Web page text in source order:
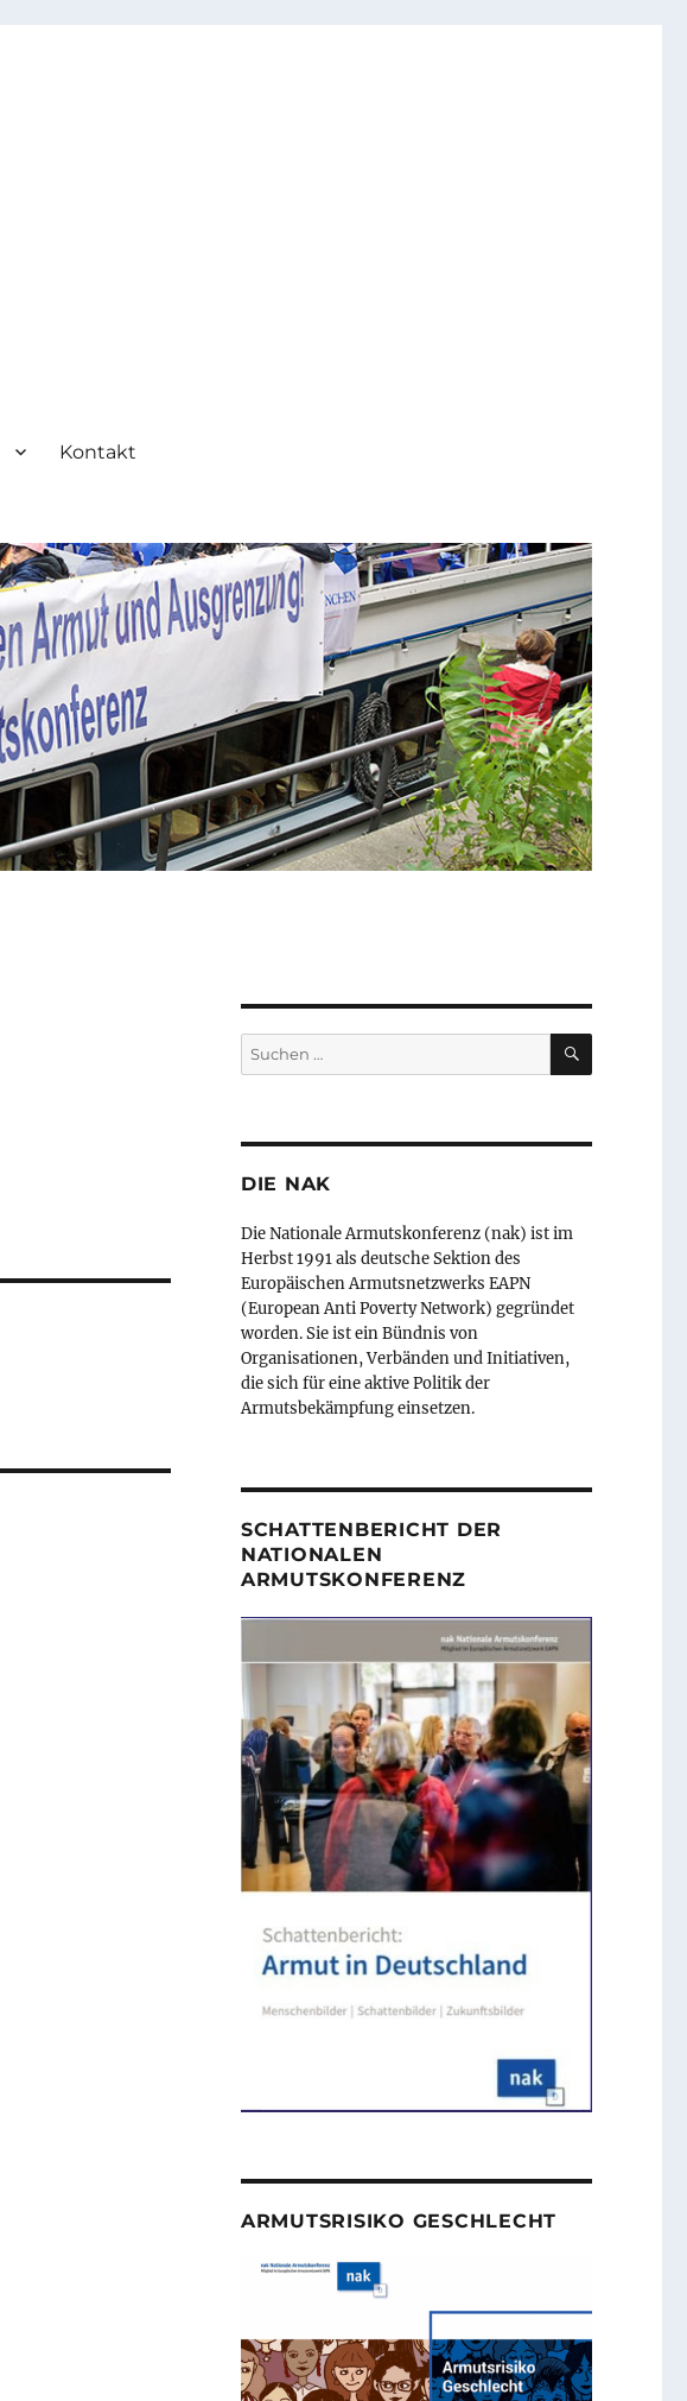
Kontakt
Suchen
nach:
SUCHEN
DIE NAK
Die Nationale Armutskonferenz (nak) ist im
Herbst 1991 als deutsche Sektion des
Europäischen Armutsnetzwerks EAPN
(European Anti Poverty Network) gegründet
worden. Sie ist ein Bündnis von
Organisationen, Verbänden und Initiativen,
die sich für eine aktive Politik der
Armutsbekämpfung einsetzen.
SCHATTENBERICHT DER
NATIONALEN
ARMUTSKONFERENZ
ARMUTSRISIKO GESCHLECHT